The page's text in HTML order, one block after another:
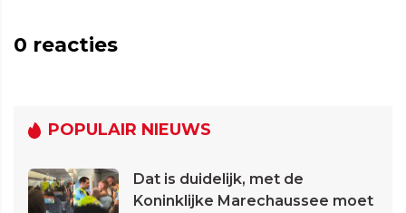
0 reacties
POPULAIR NIEUWS
Dat is duidelijk, met de
Koninklijke Marechaussee moet